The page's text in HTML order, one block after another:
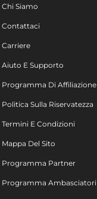
Chi Siamo
Contattaci
Carriere
Aiuto E Supporto
Programma Di Affiliazione
Politica Sulla Riservatezza
Termini E Condizioni
Mappa Del Sito
Programma Partner
Programma Ambasciatori